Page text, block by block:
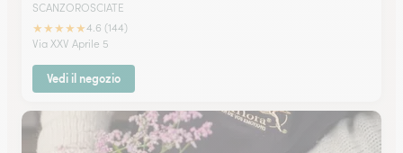
SCANZOROSCIATE
★★★★★4.6 (144)
Via XXV Aprile 5
Vedi il negozio